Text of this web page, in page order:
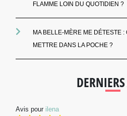
FLAMME LOIN DU QUOTIDIEN ?
MA BELLE-MÈRE ME DÉTESTE :
METTRE DANS LA POCHE ?
Avis pour ilena